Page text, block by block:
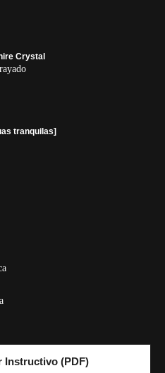
Crystal
tranquilas]
Instructivo (PDF)